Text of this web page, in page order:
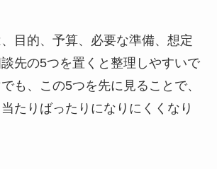
目的、予算、必要な準備、想定
先の5つを置くと整理しやすいで
も、この5つを先に見ることで、
たりばったりになりにくくなり